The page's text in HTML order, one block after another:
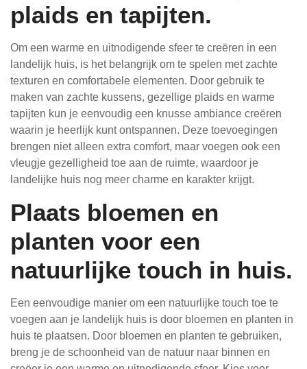
plaids en tapijten.
Om een warme en uitnodigende sfeer te creëren in een
landelijk huis, is het belangrijk om te spelen met zachte
texturen en comfortabele elementen. Door gebruik te
maken van zachte kussens, gezellige plaids en warme
tapijten kun je eenvoudig een knusse ambiance creëren
waarin je heerlijk kunt ontspannen. Deze toevoegingen
brengen niet alleen extra comfort, maar voegen ook een
vleugje gezelligheid toe aan de ruimte, waardoor je
landelijke huis nog meer charme en karakter krijgt.
Plaats bloemen en
planten voor een
natuurlijke touch in huis.
Een eenvoudige manier om een natuurlijke touch toe te
voegen aan je landelijk huis is door bloemen en planten in
huis te plaatsen. Door bloemen en planten te gebruiken,
breng je de schoonheid van de natuur naar binnen en